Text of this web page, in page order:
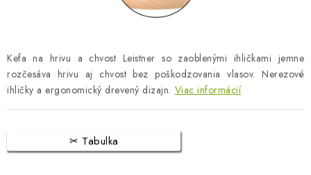
ZNAČKY
Obchodné podmienky
Dodacie podmienky
Kefa na hrivu a chvost Leistner so zaoblenými ihličkami jemne
rozčesáva hrivu aj chvost bez poškodzovania vlasov. Nerezové
ihličky a ergonomický drevený dizajn. Viac informácií
Tabulka